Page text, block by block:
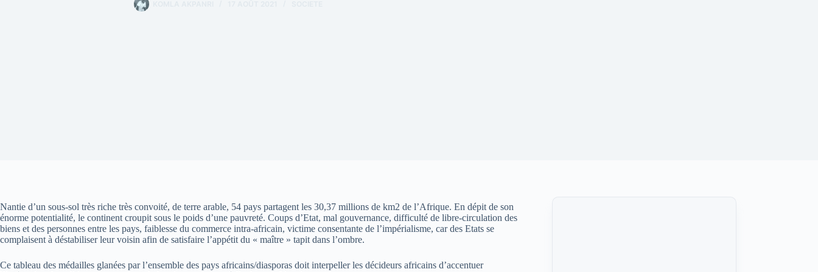
Nantie d’un sous-sol très riche très convoité, de terre arable, 54 pays partagent les 30,37 millions de km2 de l’Afrique. En dépit de son
énorme potentialité, le continent croupit sous le poids d’une pauvreté. Coups d’Etat, mal gouvernance, difficulté de libre-circulation des
biens et des personnes entre les pays, faiblesse du commerce intra-africain, victime consentante de l’impérialisme, car des Etats se
complaisent à déstabiliser leur voisin afin de satisfaire l’appétit du « maître » tapit dans l’ombre.
Ce tableau des médailles glanées par l’ensemble des pays africains/diasporas doit interpeller les décideurs africains d’accentuer